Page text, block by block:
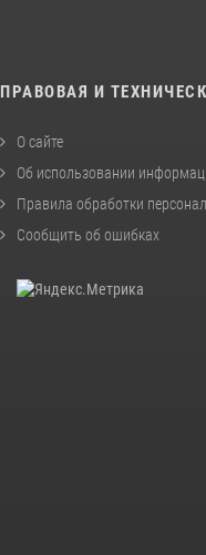
ПРАВОВАЯ И
О сайте
Об использовании
Правила обработки
Сообщить об ошибках